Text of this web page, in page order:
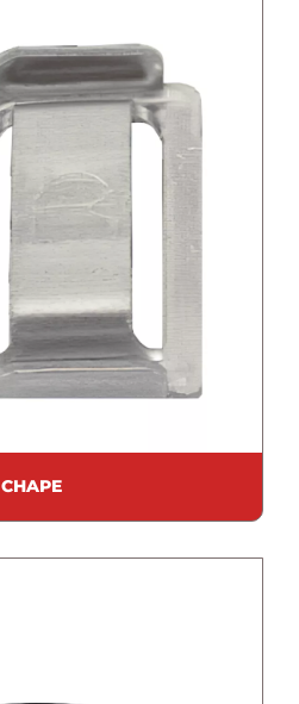
CHAPE